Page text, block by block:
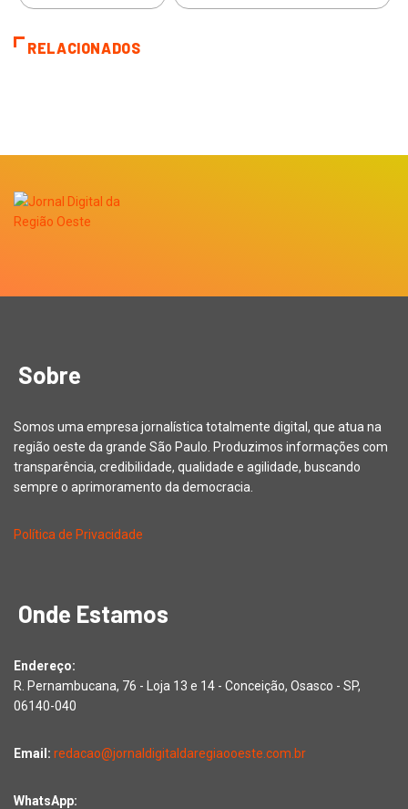
RELACIONADOS
Sobre
Somos uma empresa jornalística totalmente digital, que atua na
região oeste da grande São Paulo. Produzimos informações com
transparência, credibilidade, qualidade e agilidade, buscando
sempre o aprimoramento da democracia.
Política de Privacidade
Onde Estamos
Endereço:
R. Pernambucana, 76 - Loja 13 e 14 - Conceição, Osasco - SP,
06140-040
Email: redacao@jornaldigitaldaregiaooeste.com.br
WhatsApp: